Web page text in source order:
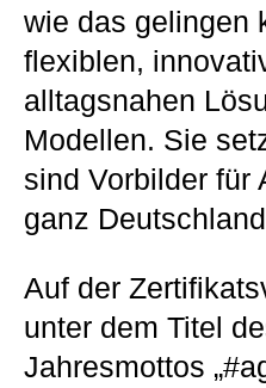
wie das gelingen
flexiblen,
alltagsnahen
Modellen. Sie
sind Vorbilder für
ganz
Auf der
unter dem Titel
Jahresmottos